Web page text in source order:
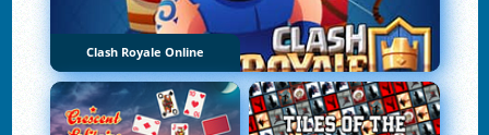
Clash Royale Online